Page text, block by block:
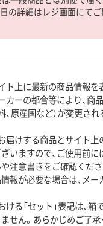
の詳細はレジ画面にて
ト上に最新の商品情報
ーの都合等により、商品
、原産国など）が変更さ
届けする商品とサイト
いますので、ご使用前
注意書きをご確認くださ
報が必要な場合は、メ
ける「セット」表記は、
せん。あらかじめご了承